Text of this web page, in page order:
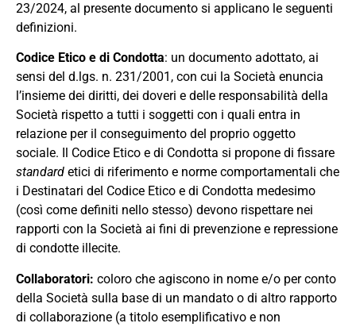
23/2024, al presente documento si applicano le seguenti
definizioni.
Codice Etico e di Condotta: un documento adottato, ai
sensi del d.lgs. n. 231 /2001 , con cui la Società enuncia
’insieme dei diritti, dei doveri e delle responsabilità della
Società rispetto a tutti i soggetti con i quali entra in
relazione per il conseguimento del proprio oggetto
sociale. Il Codice Etico e di Condotta si propone di fissare
standard etici di riferimento e norme comportamentali che
i Destinatari del Codice Etico e di Condotta medesimo
(così come definiti nello stesso) devono rispettare nei
rapporti con la Società ai fini di prevenzione e repressione
di condotte illecite.
Collaboratori: coloro che agiscono in nome e/o per conto
della Società sulla base di un mandato o di altro rapporto
di collaborazione (a titolo esemplificativo e non